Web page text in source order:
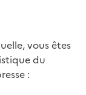
vous êtes
du
: